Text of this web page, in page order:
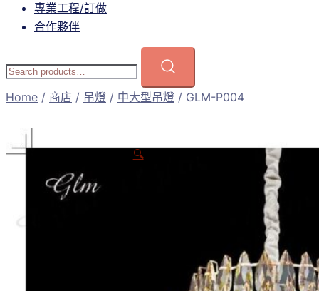
專業工程/訂做
合作夥伴
Home / 商店 / 吊燈 / 中大型吊燈 / GLM-P004
🔍